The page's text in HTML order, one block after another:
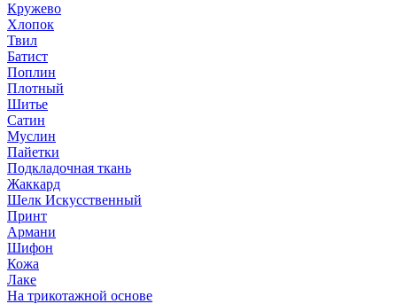
Кружево
Хлопок
Твил
Батист
Поплин
Плотный
Шитье
Сатин
Муслин
Пайетки
Подкладочная ткань
Жаккард
Шелк Искусственный
Принт
Армани
Шифон
Кожа
Лаке
На трикотажной основе